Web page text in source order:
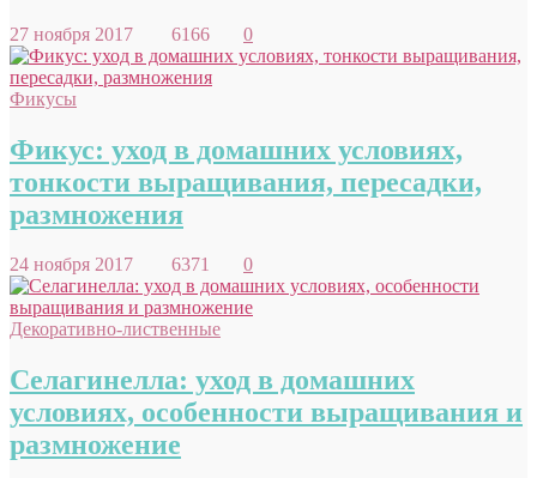
27 ноября 2017 6166 0
Фикусы
Фикус: уход в домашних условиях,
тонкости выращивания, пересадки,
размножения
24 ноября 2017 6371 0
Декоративно-лиственные
Селагинелла: уход в домашних
условиях, особенности выращивания и
размножение